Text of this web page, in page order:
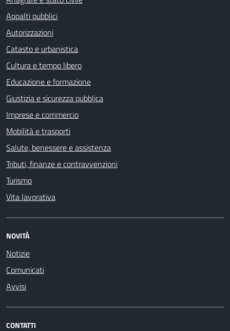
Appalti pubblici
Autorizzazioni
Catasto e urbanistica
Cultura e tempo libero
Educazione e formazione
Giustizia e sicurezza pubblica
Imprese e commercio
Mobilità e trasporti
Salute, benessere e assistenza
Tributi, finanze e contravvenzioni
Turismo
Vita lavorativa
NOVITÀ
Notizie
Comunicati
Avvisi
CONTATTI